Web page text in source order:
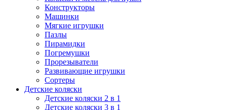
Конструкторы
Машинки
Мягкие игрушки
Пазлы
Пирамидки
Погремушки
Прорезыватели
Развивающие игрушки
Сортеры
Детские коляски
Детские коляски 2 в 1
Детские коляски 3 в 1